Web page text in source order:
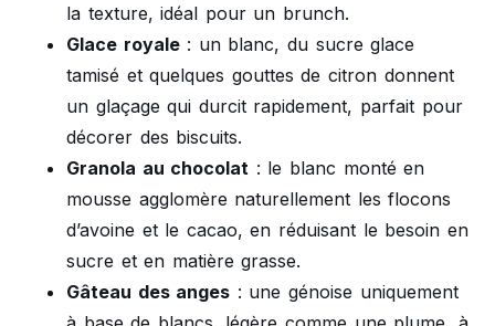
la texture, idéal pour un brunch.
Glace royale: un blanc, du sucre glace
tamisé et quelques gouttes de citron donnent
un glaçage qui durcit rapidement, parfait pour
décorer des biscuits.
Granola au chocolat : le blanc monté en
mousse agglomère naturellement les flocons
d’avoine et le cacao, en réduisant le besoin en
sucre et en matière grasse.
Gâteau des anges : une génoise uniquement